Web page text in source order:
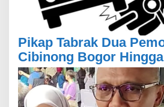
Pikap Tabrak Dua
Cibinong Bogor